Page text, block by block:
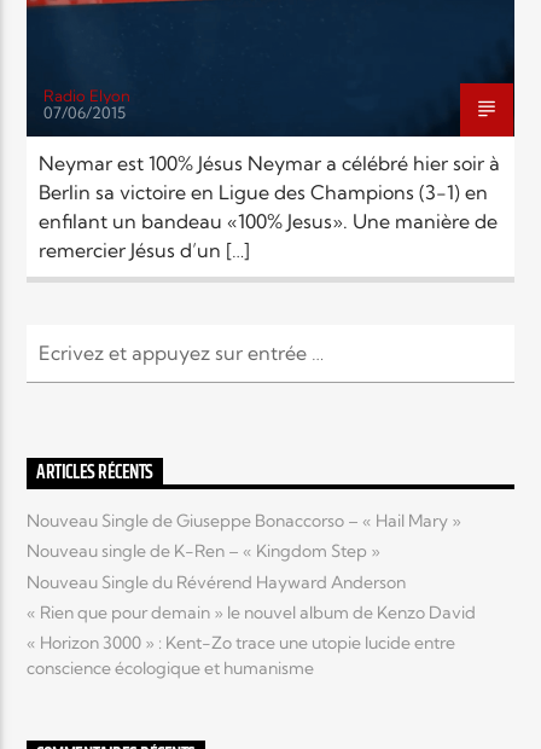
Radio Elyon
07/06/2015
Neymar est 100% Jésus Neymar a célébré hier soir à
Berlin sa victoire en Ligue des Champions (3-1) en
enfilant un bandeau «100% Jesus». Une manière de
remercier Jésus d’un […]
ARTICLES RÉCENTS
Nouveau Single de Giuseppe Bonaccorso – « Hail Mary »
Nouveau single de K-Ren – « Kingdom Step »
Nouveau Single du Révérend Hayward Anderson
« Rien que pour demain » le nouvel album de Kenzo David
« Horizon 3000 » : Kent-Zo trace une utopie lucide entre
conscience écologique et humanisme